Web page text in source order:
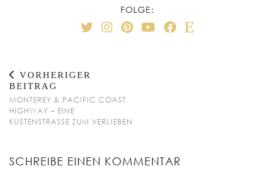
FOLGE:
VORHERIGER
BEITRAG
MONTEREY & PACIFIC COAST
HIGHWAY – EINE
KÜSTENSTRASSE ZUM VERLIEBEN
SCHREIBE EINEN KOMMENTAR